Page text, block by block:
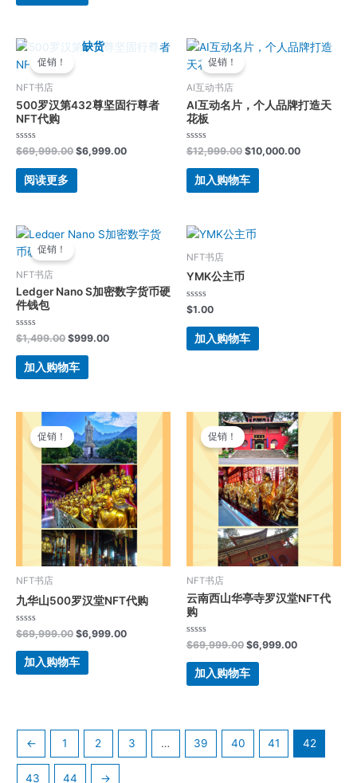
缺货
促销！
NFT书店
500罗汉第432尊坚固行尊者
NFT代购
评
分
0
&sol;
$69,999.00
原
$6,999.00
当
$6,999.00。
阅读更多
促销！
AI互动书店
AI互动名片，个人品牌打造天
花板
评
分
0
&sol;
$12,999.00
原
价
$10,000.00
当
前
$10,000.00
加入购物车
促销！
NFT书店
Ledger Nano S加密数字货币硬
件钱包
评
分
0
&sol;
$1,499.00
原
为：
$999.00
当
前
$999.00。
加入购物车
NFT书店
YMK公主币
评
分
0
&sol;
$1.00
加入购物车
促销！
NFT书店
九华山500罗汉堂NFT代购
评
分
0
&sol;
$69,999.00
价
为：
$69,999.00。
$6,999.00
当
前
价
格
为：
$6,999.00。
加入购物车
促销！
NFT书店
云南西山华亭寺罗汉堂NFT代
购
评
分
0
&sol;
$69,999.00
原
价
为：
$69,999.00。
$6,999.00
当
前
价
格
为：
$6,999.00。
加入购物车
← 1 2 3 … 39 40 41 42
43 44 →